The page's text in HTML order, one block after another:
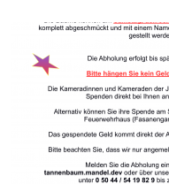
Heisede